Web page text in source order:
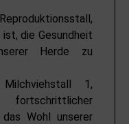
die Gesundheit
Herde zu
1,
das Wohl unserer